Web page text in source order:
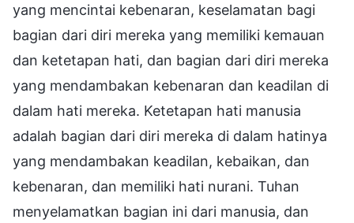
yang mencintai kebenaran, keselamatan bagi
bagian dari diri mereka yang memiliki kemauan
dan ketetapan hati, dan bagian dari diri mereka
yang mendambakan kebenaran dan keadilan di
dalam hati mereka. Ketetapan hati manusia
adalah bagian dari diri mereka di dalam hatinya
yang mendambakan keadilan, kebaikan, dan
kebenaran, dan memiliki hati nurani. Tuhan
menyelamatkan bagian ini dari manusia, dan